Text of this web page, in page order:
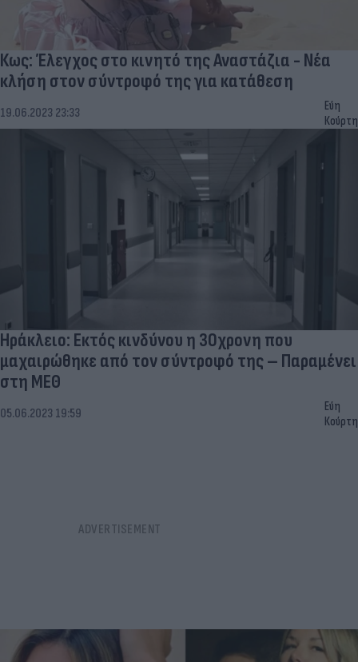
Κως: Έλεγχος στο κινητό της Αναστάζια - Νέα
κλήση στον σύντροφό της για κατάθεση
19.06.2023 23:33
Εύη
Κούρτη
Ηράκλειο: Εκτός κινδύνου η 30χρονη που
μαχαιρώθηκε από τον σύντροφό της – Παραμένει
στη ΜΕΘ
05.06.2023 19:59
Εύη
Κούρτη